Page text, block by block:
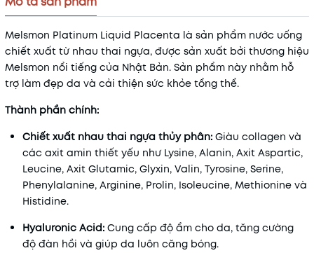
Melsmon Platinum Liquid Placenta là sản phẩm nước uống
chiết xuất từ nhau thai ngựa, được sản xuất bởi thương hiệu
Melsmon nổi tiếng của Nhật Bản. Sản phẩm này nhằm hỗ
trợ làm đẹp da và cải thiện sức khỏe tổng thể.
Thành phần chính:
Chiết xuất nhau thai ngựa thủy phân: Giàu collagen và
các axit amin thiết yếu như Lysine, Alanin, Axit Aspartic,
Leucine, Axit Glutamic, Glyxin, Valin, Tyrosine, Serine,
Phenylalanine, Arginine, Prolin, Isoleucine, Methionine và
Histidine.
Hyaluronic Acid: Cung cấp độ ẩm cho da, tăng cường
độ đàn hồi và giúp da luôn căng bóng.